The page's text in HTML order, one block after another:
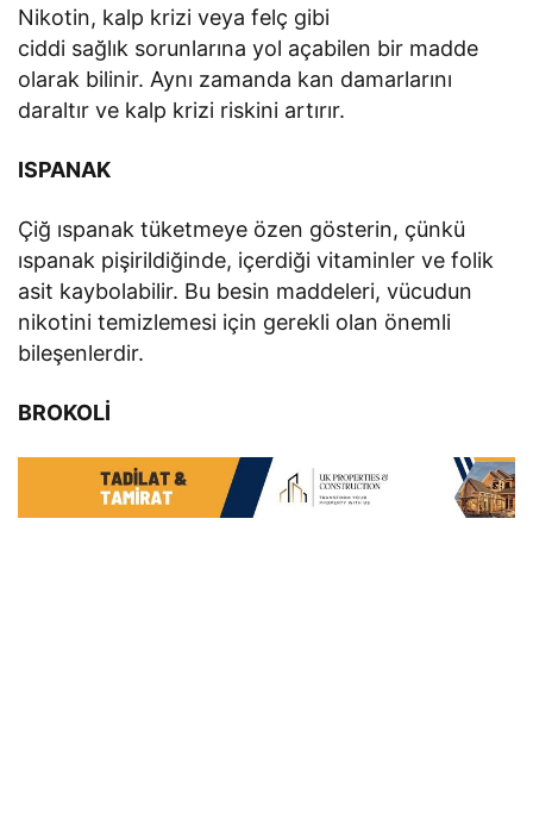
Nikotin, kalp krizi veya felç gibi
ciddi sağlık sorunlarına yol açabilen bir madde
olarak bilinir. Aynı zamanda kan damarlarını
daraltır ve kalp krizi riskini artırır.
ISPANAK
Çiğ ıspanak tüketmeye özen gösterin, çünkü
ıspanak pişirildiğinde, içerdiği vitaminler ve folik
asit kaybolabilir. Bu besin maddeleri, vücudun
nikotini temizlemesi için gerekli olan önemli
bileşenlerdir.
BROKOLİ